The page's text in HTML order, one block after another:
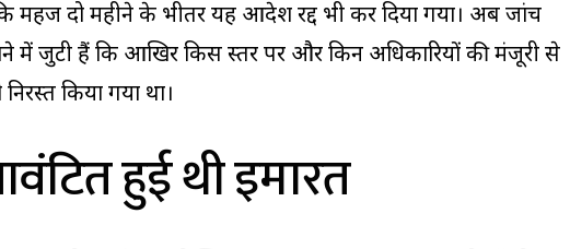
महज दो महीने के भीतर यह आदेश रद्द भी कर दिया गया। अब जांच
में जुटी हैं कि आखिर किस स्तर पर और किन अधिकारियों की मंजूरी से
किया गया था।
हुई थी इमारत